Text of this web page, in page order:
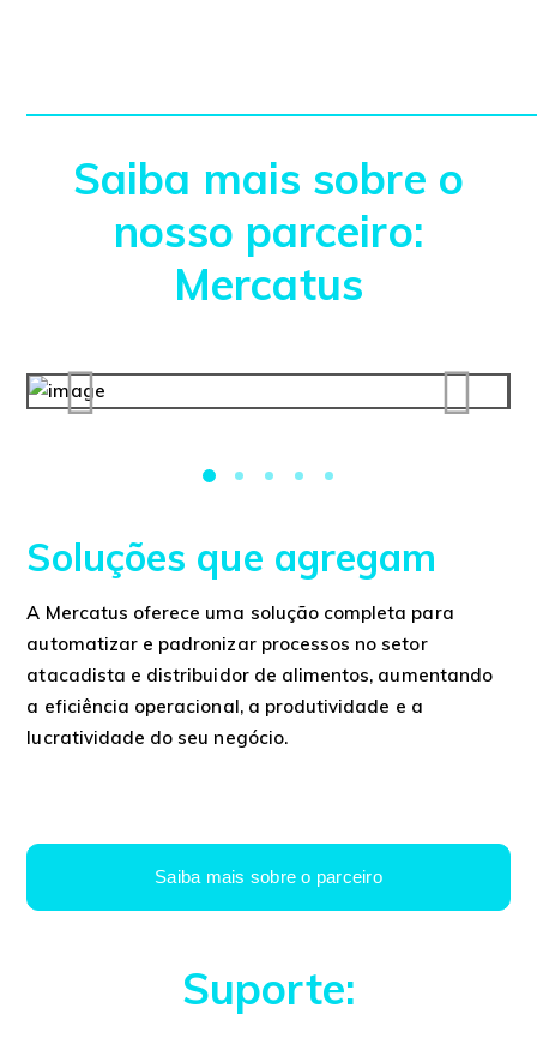
Saiba mais sobre o
nosso parceiro:
Mercatus
Soluções que agregam
A Mercatus oferece uma solução completa para
automatizar e padronizar processos no setor
atacadista e distribuidor de alimentos, aumentando
a eficiência operacional, a produtividade e a
lucratividade do seu negócio.
Saiba mais sobre o parceiro
Suporte: